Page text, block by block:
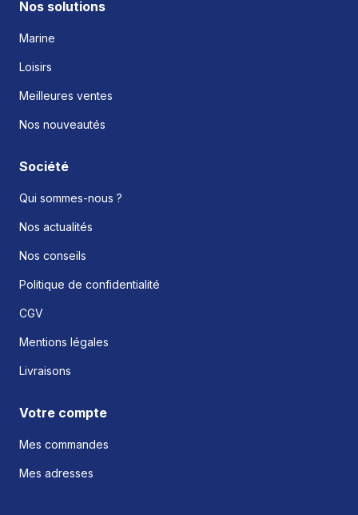
Nos solutions
Marine
Loisirs
Meilleures ventes
Nos nouveautés
Société
Qui sommes-nous ?
Nos actualités
Nos conseils
Politique de confidentialité
CGV
Mentions légales
Livraisons
Votre compte
Mes commandes
Mes adresses